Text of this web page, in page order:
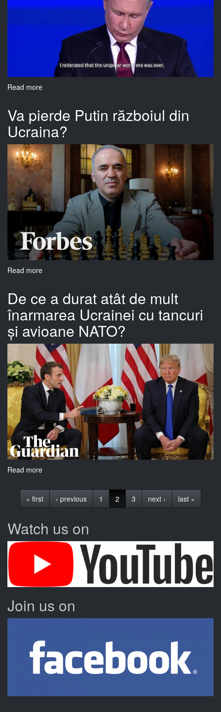
în
deceniu?
Read more
va
aduce
cu
sine
o
creștere
a
de
arme
nivel
global?
Va pierde Putin războiul din
Ucraina?
Read more
Putin
din
Ucraina?
De ce a durat atât de mult
înarmarea Ucrainei cu tancuri
și avioane NATO?
Read more
ce
a
durat
de
înarmarea
Ucrainei
cu
și
NATO?
« first ‹ previous 1 2 3 next › last »
Watch us on
Join us on